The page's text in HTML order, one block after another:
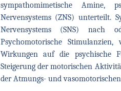
sympathomimetische Amine,
Nervensystems (ZNS) unterteilt.
Nervensystems (SNS) nach
Psychomotorische
Wirkungen auf die psychische
Steigerung der motorischen
der Atmungs- und